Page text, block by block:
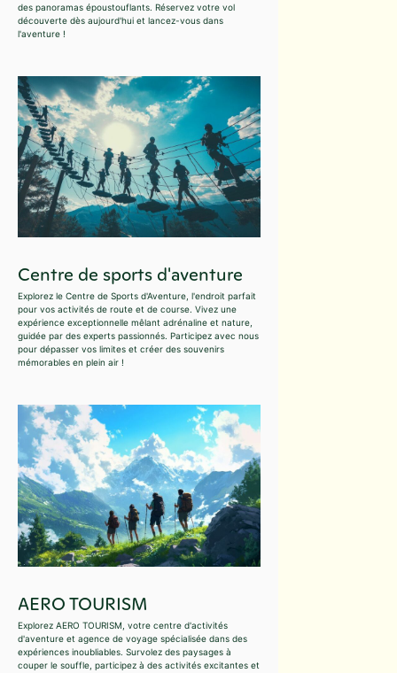
des panoramas époustouflants. Réservez votre vol
découverte dès aujourd'hui et lancez-vous dans
l'aventure !
Centre de sports d'aventure
Explorez le Centre de Sports d'Aventure, l'endroit parfait
pour vos activités de route et de course. Vivez une
expérience exceptionnelle mêlant adrénaline et nature,
guidée par des experts passionnés. Participez avec nous
pour dépasser vos limites et créer des souvenirs
mémorables en plein air !
AERO TOURISM
Explorez AERO TOURISM, votre centre d'activités
d'aventure et agence de voyage spécialisée dans des
expériences inoubliables. Survolez des paysages à
couper le souffle, participez à des activités excitantes et